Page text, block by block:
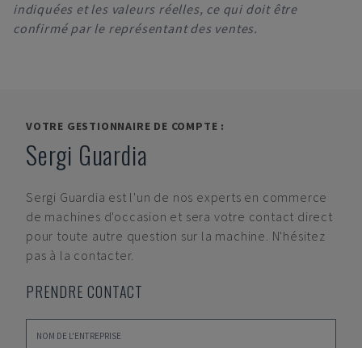
indiquées et les valeurs réelles, ce qui doit être
confirmé par le représentant des ventes.
VOTRE GESTIONNAIRE DE COMPTE :
Sergi Guardia
Sergi Guardia est l'un de nos experts en commerce
de machines d'occasion et sera votre contact direct
pour toute autre question sur la machine. N'hésitez
pas à la contacter.
PRENDRE CONTACT